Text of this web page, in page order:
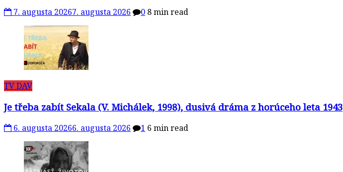
7. augusta 20267. augusta 2026 0 8 min read
TV DAV
Je třeba zabít Sekala (V. Michálek, 1998), dusivá dráma z horúceho leta 1943
6. augusta 20266. augusta 2026 1 6 min read